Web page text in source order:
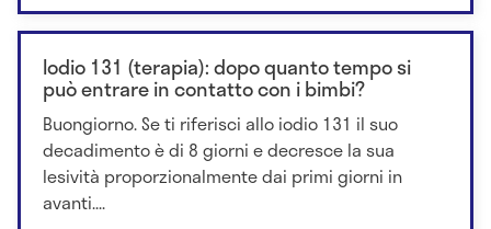
Iodio 131 (terapia): dopo quanto tempo si
può entrare in contatto con i bimbi?
Buongiorno. Se ti riferisci allo iodio 131 il suo
decadimento è di 8 giorni e decresce la sua
lesività proporzionalmente dai primi giorni in
avanti....